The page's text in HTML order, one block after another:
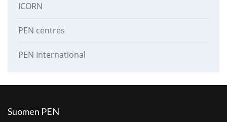
ICORN
PEN centres
PEN International
Suomen PEN